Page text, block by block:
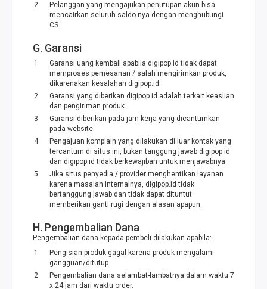
Pelanggan yang mengajukan penutupan akun bisa
mencairkan seluruh saldo nya dengan menghubungi
CS.
G. Garansi
Garansi uang kembali apabila digipop.id tidak dapat
memproses pemesanan / salah mengirimkan produk,
dikarenakan kesalahan digipop.id.
Garansi yang diberikan digipop.id adalah terkait keaslian
dan pengiriman produk.
Garansi diberikan pada jam kerja yang dicantumkan
pada website.
Pengajuan komplain yang dilakukan di luar kontak yang
tercantum di situs ini, bukan tanggung jawab digipop.id
dan digipop.id tidak berkewajiban untuk menjawabnya
Jika situs penyedia / provider menghentikan layanan
karena masalah internalnya, digipop.id tidak
bertanggung jawab dan tidak dapat dituntut
memberikan ganti rugi dengan alasan apapun.
H. Pengembalian Dana
Pengembalian dana kepada pembeli dilakukan apabila:
Pengisian produk gagal karena produk mengalami
gangguan/ditutup.
Pengembalian dana selambat-lambatnya dalam waktu 7
x 24 jam dari waktu order.